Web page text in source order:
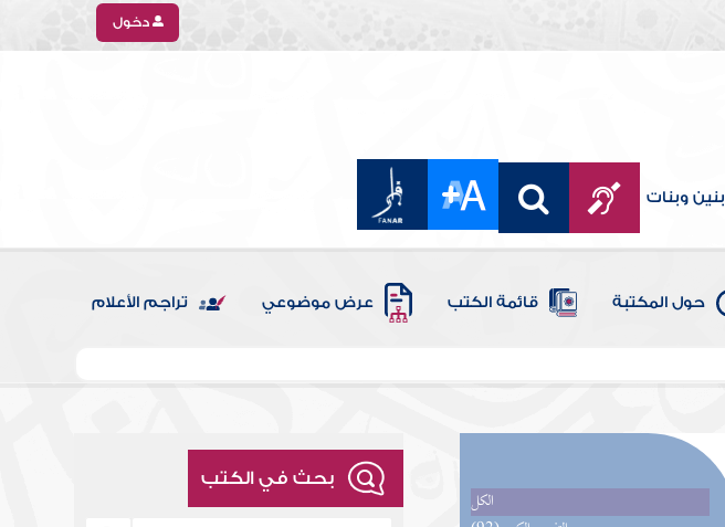
دخول
بنين وبنات
حول المكتبة قائمة الكتب عرض موضوعي تراجم الأعلام
الكل
بحث في الكتب